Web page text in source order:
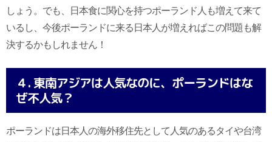
しょう。でも、日本食に関心を持つポーランド人も増えて来て
いるし、今後ポーランドに来る日本人が増えればこの問題も解
決するかもしれません！
４. 東南アジアは人気なのに、ポーランドはな
ぜ不人気？
ポーランドは日本人の海外移住先として人気のあるタイや台湾